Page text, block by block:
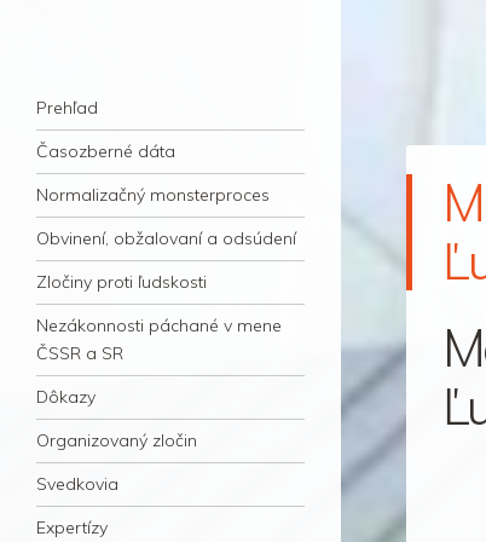
súdny proces v dejnách slovenskej justície
Navigation
Skip to content
Prehľad
Časozberné dáta
Normalizačný monsterproces
Obvinení, obžalovaní a odsúdení
Zločiny proti ľudskosti
Nezákonnosti páchané v mene
ČSSR a SR
Dôkazy
Organizovaný zločin
Svedkovia
Expertízy